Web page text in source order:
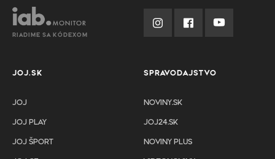
RIADIME SA KÓDEXOM
JOJ.SK
JOJ
JOJ PLAY
JOJ ŠPORT
SPRAVODAJSTVO
NOVINY.SK
JOJ24.SK
NOVINY PLUS